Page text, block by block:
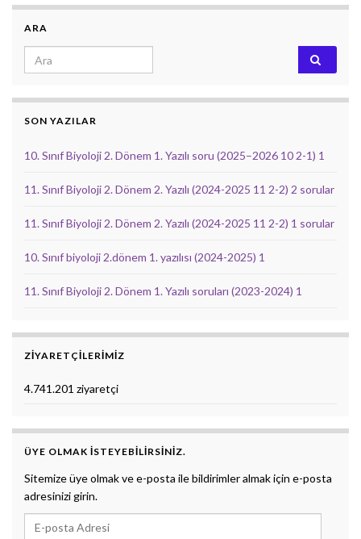
ARA
Search for:
SON YAZILAR
10. Sınıf Biyoloji 2. Dönem 1. Yazılı soru (2025–2026 10 2-1) 1
11. Sınıf Biyoloji 2. Dönem 2. Yazılı (2024-2025 11 2-2) 2 sorular
11. Sınıf Biyoloji 2. Dönem 2. Yazılı (2024-2025 11 2-2) 1 sorular
10. Sınıf biyoloji 2.dönem 1. yazılısı (2024-2025) 1
11. Sınıf Biyoloji 2. Dönem 1. Yazılı soruları (2023-2024) 1
ZIYARETÇILERIMIZ
4.741.201 ziyaretçi
ÜYE OLMAK ISTEYEBILIRSINIZ.
Sitemize üye olmak ve e-posta ile bildirimler almak için e-posta
adresinizi girin.
E-posta Adresi